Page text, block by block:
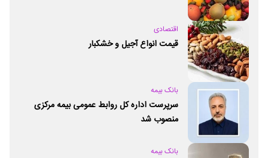
اقتصادی
قیمت انواع آجیل و خشکبار
بانک بیمه
سرپرست اداره کل روابط عمومی بیمه مرکزی
منصوب شد
بانک بیمه